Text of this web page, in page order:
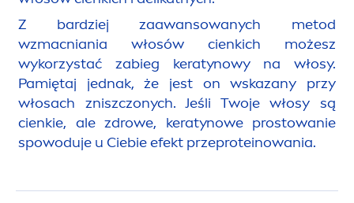
Z bardziej zaawansowanych metod
wzmacniania włosów cienkich możesz
wykorzystać zabieg keratynowy na włosy.
Pamiętaj jednak, że jest on wskazany przy
włosach zniszczonych. Jeśli Twoje włosy są
cienkie, ale zdrowe, keratynowe prostowanie
spowoduje u Ciebie efekt przeproteinowania.